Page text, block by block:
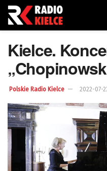
Kielce.
Polskie Radio Kielce 2022-07-